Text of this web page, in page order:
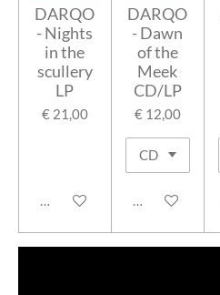
DARQO
- Nights
in the
scullery
LP
€ 21,00
Houd mij op de hoogte
DARQO
- Dawn
of the
Meek
CD/LP
€ 12,00
In winkelwagen